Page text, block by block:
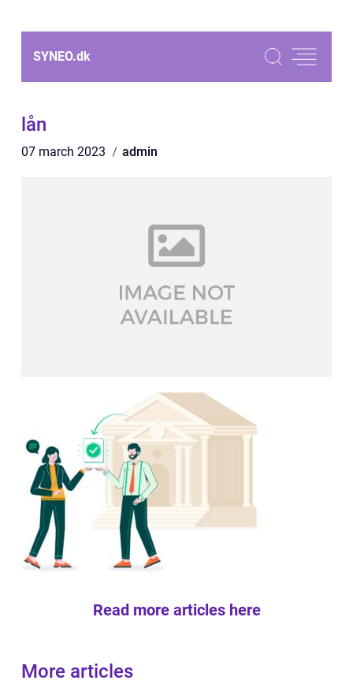
SYNEO.dk
lån
07 march 2023 admin
Read more articles here
More articles